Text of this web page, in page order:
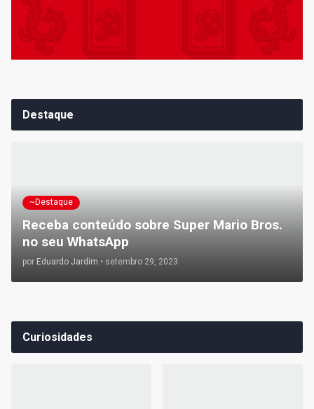
Destaque
~Destaque
Receba conteúdo sobre Super Mario Bros.
no seu WhatsApp
por Eduardo Jardim • setembro 29, 2023
Curiosidades